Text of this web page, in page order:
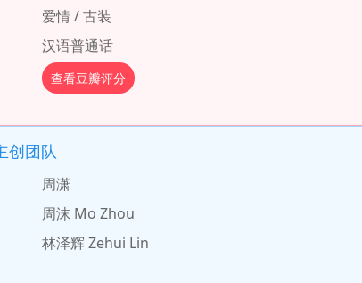
爱情 / 古装
汉语普通话
查看豆瓣评分
创团队
周潇
周沫 Mo Zhou
林泽辉 Zehui Lin